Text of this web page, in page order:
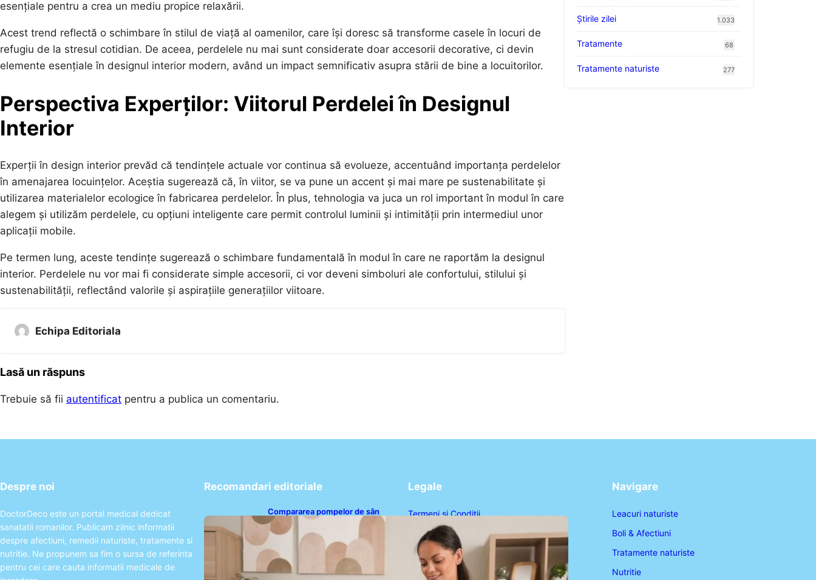
esențiale pentru a crea un mediu propice relaxării.
Acest trend reflectă o schimbare în stilul de viață al oamenilor, care își doresc să transforme casele în locuri de
refugiu de la stresul cotidian. De aceea, perdelele nu mai sunt considerate doar accesorii decorative, ci devin
elemente esențiale în designul interior modern, având un impact semnificativ asupra stării de bine a locuitorilor.
Perspectiva Experților: Viitorul Perdelei în Designul
Interior
Experții în design interior prevăd că tendințele actuale vor continua să evolueze, accentuând importanța perdelelor
în amenajarea locuințelor. Aceștia sugerează că, în viitor, se va pune un accent și mai mare pe sustenabilitate și
utilizarea materialelor ecologice în fabricarea perdelelor. În plus, tehnologia va juca un rol important în modul în care
alegem și utilizăm perdelele, cu opțiuni inteligente care permit controlul luminii și intimității prin intermediul unor
aplicații mobile.
Pe termen lung, aceste tendințe sugerează o schimbare fundamentală în modul în care ne raportăm la designul
interior. Perdelele nu vor mai fi considerate simple accesorii, ci vor deveni simboluri ale confortului, stilului și
sustenabilității, reflectând valorile și aspirațiile generațiilor viitoare.
Echipa Editoriala
Lasă un răspuns
Trebuie să fii autentificat pentru a publica un comentariu.
Știrile zilei 1.033
Tratamente 68
Tratamente naturiste 277
Despre noi
DoctorDeco este un portal medical dedicat
sanatatii romanilor. Publicam zilnic informatii
despre afectiuni, remedii naturiste, tratamente si
nutritie. Ne propunem sa fim o sursa de referinta
pentru cei care cauta informatii medicale de
Recomandari editoriale
Compararea pompelor de sân
electrice și manuale: Alegerea ideală
pentru mamele moderne
Legale
Termeni și Condiții
Politica de Confidențialitate
Politica de Cookies
Disclaimer
Navigare
Leacuri naturiste
Boli & Afectiuni
Tratamente naturiste
Nutritie